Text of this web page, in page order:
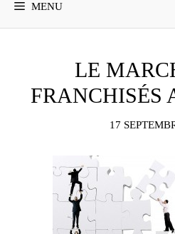
MENU
LE
FRANCHISÉS
17